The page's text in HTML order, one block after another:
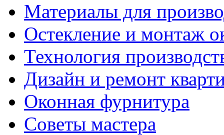
Материалы для
Остекление и монтаж
Технология
Дизайн и ремонт
Оконная фурнитура
Советы мастера